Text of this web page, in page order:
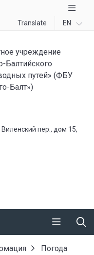
Translate EN
учреждение
Балтийского
путей» (ФБУ
Балт»)
пер., дом 15,
Погода